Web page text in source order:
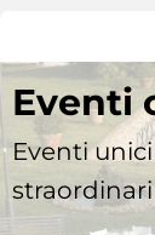
Eventi
Eventi